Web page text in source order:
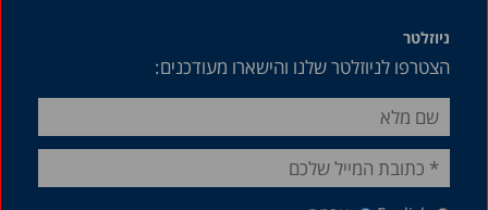
ניוזלטר
הצטרפו לניוזלטר שלנו והישארו מעודכנים: